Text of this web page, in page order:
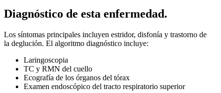
Diagnóstico de esta enfermedad.
Los síntomas principales incluyen estridor, disfonía y trastorno de
la deglución. El algoritmo diagnóstico incluye:
Laringoscopia
TC y RMN del cuello
Ecografía de los órganos del tórax
Examen endoscópico del tracto respiratorio superior